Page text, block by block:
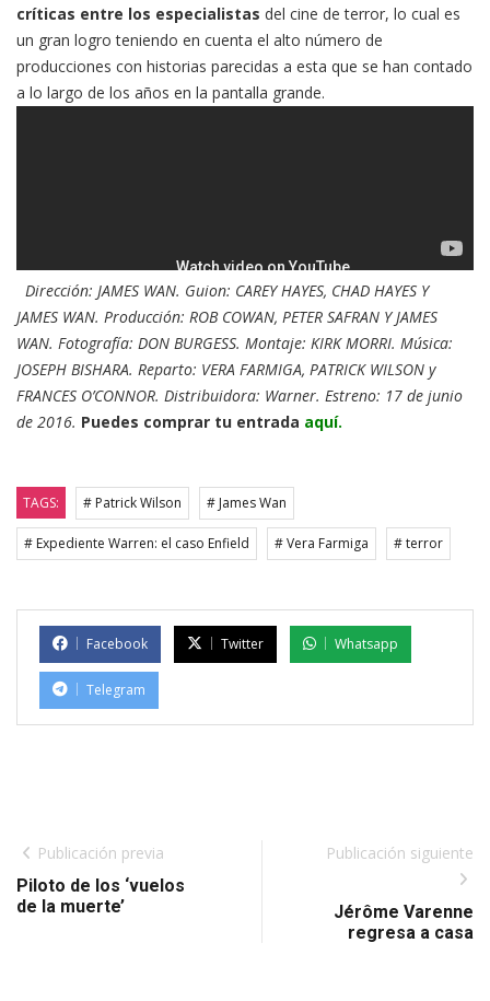
críticas entre los especialistas del cine de terror, lo cual es
un gran logro teniendo en cuenta el alto número de
producciones con historias parecidas a esta que se han contado
a lo largo de los años en la pantalla grande.
Dirección: JAMES WAN. Guion: CAREY HAYES, CHAD HAYES Y
JAMES WAN. Producción: ROB COWAN, PETER SAFRAN Y JAMES
WAN. Fotografía: DON BURGESS. Montaje: KIRK MORRI. Música:
JOSEPH BISHARA. Reparto: VERA FARMIGA, PATRICK WILSON y
FRANCES O’CONNOR. Distribuidora: Warner. Estreno: 17 de junio
de 2016. Puedes comprar tu entrada aquí.
TAGS: # Patrick Wilson # James Wan
# Expediente Warren: el caso Enfield # Vera Farmiga # terror
Facebook Twitter Whatsapp
Telegram
Publicación previa
Piloto de los ‘vuelos
de la muerte’
Publicación siguiente
Jérôme Varenne
regresa a casa